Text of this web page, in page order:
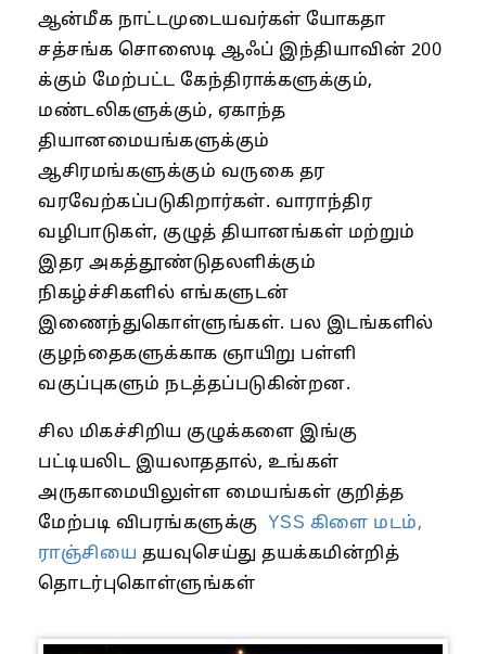
ஆன்மீக நாட்டமுடையவர்கள் யோகதா
சத்சங்க சொஸைடி ஆஃப் இந்தியாவின் 200
க்கும் மேற்பட்ட கேந்திராக்களுக்கும்,
மண்டலிகளுக்கும், ஏகாந்த
தியானமையங்களுக்கும்
ஆசிரமங்களுக்கும் வருகை தர
வரவேற்கப்படுகிறார்கள். வாராந்திர
வழிபாடுகள், குழுத் தியானங்கள் மற்றும்
இதர அகத்தூண்டுதலளிக்கும்
நிகழ்ச்சிகளில் எங்களுடன்
இணைந்துகொள்ளுங்கள். பல இடங்களில்
குழந்தைகளுக்காக ஞாயிறு பள்ளி
வகுப்புகளும் நடத்தப்படுகின்றன.
சில மிகச்சிறிய குழுக்களை இங்கு
பட்டியலிட இயலாததால், உங்கள்
அருகாமையிலுள்ள மையங்கள் குறித்த
மேற்படி விபரங்களுக்கு YSS கிளை மடம்,
ராஞ்சியை தயவுசெய்து தயக்கமின்றித்
தொடர்புகொள்ளுங்கள்